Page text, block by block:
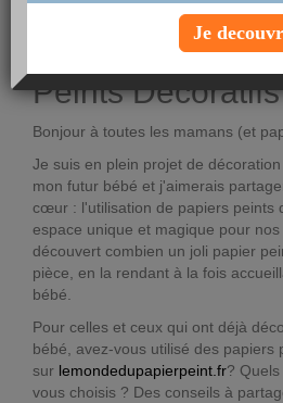
Espace Bébé
Peints Décoratifs
Bonjour à toutes les mamans (et
Je suis en plein projet de
mon futur bébé et j'aimerais
cœur : l'utilisation de papiers peints
espace unique et magique pour
découvert combien un joli papier
pièce, en la rendant à la fois
bébé.
Pour celles et ceux qui ont déjà
bébé, avez-vous utilisé des papiers
sur lemondedupapierpeint.fr?
vous choisis ? Des conseils à
Je